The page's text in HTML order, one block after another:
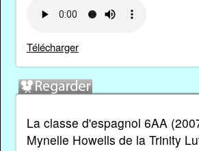
Télécharger
La classe d'espagnol 6AA
Mynelle Howells de la Trinity